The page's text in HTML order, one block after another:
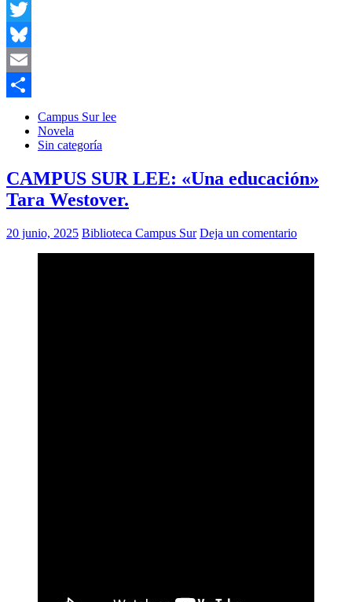
Facebook
Twitter
Bluesky
Email
Compartir
Campus Sur lee
Novela
Sin categoría
CAMPUS SUR LEE: «Una educación»
Tara Westover.
20 junio, 2025 Biblioteca Campus Sur Deja un comentario